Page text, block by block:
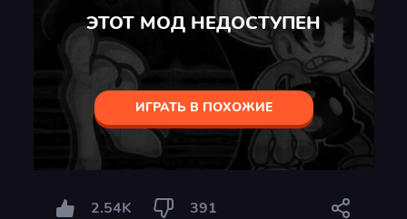
ЭТОТ МОД НЕДОСТУПЕН
ИГРАТЬ В ПОХОЖИЕ
2.54K 391